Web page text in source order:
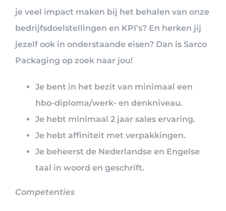
je veel impact maken bij het behalen van onze
bedrijfsdoelstellingen en KPI’s? En herken jij
jezelf ook in onderstaande eisen? Dan is Sarco
Packaging op zoek naar jou!
Je bent in het bezit van minimaal een
hbo-diploma/werk- en denkniveau.
Je hebt minimaal 2 jaar sales ervaring.
Je hebt affiniteit met verpakkingen.
Je beheerst de Nederlandse en Engelse
taal in woord en geschrift.
Competenties